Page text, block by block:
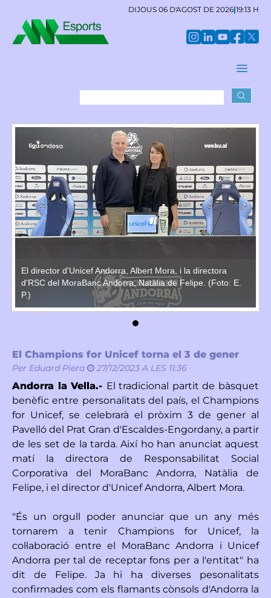
DIJOUS 06 D'AGOST DE 2026|19:13 H
El director d'Unicef Andorra, Albert Mora, i la directora
d'RSC del MoraBanc Andorra, Natàlia de Felipe. (Foto: E.
P.)
El Champions for Unicef torna el 3 de gener
Per Eduard Piera 27/12/2023 A LES 11:36
Andorra la Vella.- El tradicional partit de bàsquet
benèfic entre personalitats del país, el Champions
for Unicef, se celebrarà el pròxim 3 de gener al
Pavelló del Prat Gran d'Escaldes-Engordany, a partir
de les set de la tarda. Així ho han anunciat aquest
matí la directora de Responsabilitat Social
Corporativa del MoraBanc Andorra, Natàlia de
Felipe, i el director d'Unicef Andorra, Albert Mora.
"És un orgull poder anunciar que un any més
tornarem a tenir Champions for Unicef, la
col·laboració entre el MoraBanc Andorra i Unicef
Andorra per tal de receptar fons per a l'entitat" ha
dit de Felipe. Ja hi ha diverses pesonalitats
confirmades com els flamants cònsols d'Andorra la